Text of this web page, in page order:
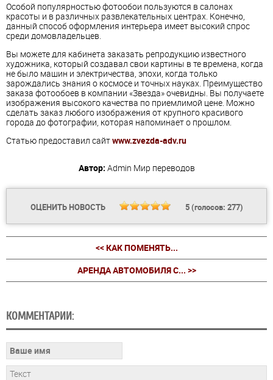
Особой популярностью фотообои пользуются в салонах
красоты и в различных развлекательных центрах. Конечно,
данный способ оформления интерьера имеет высокий спрос
среди домовладельцев.
Вы можете для кабинета заказать репродукцию известного
художника, который создавал свои картины в те времена, когда
не было машин и электричества, эпохи, когда только
зарождались знания о космосе и точных науках. Преимущество
заказа фотообоев в компании «Звезда» очевидны. Вы получаете
изображения высокого качества по приемлимой цене. Можно
сделать заказ любого изображения от крупного красивого
города до фотографии, которая напоминает о прошлом.
Статью предоставил сайтwww.zvezda-adv.ru
Автор: Admin Мир переводов
ОЦЕНИТЬ НОВОСТЬ 5(голосов: 277)
<< КАК ПОМЕНЯТЬ...
АРЕНДА АВТОМОБИЛЯ С... >>
КОММЕНТАРИИ: